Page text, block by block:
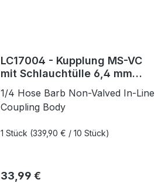
LC17004 - Kupplung MS-VC
mit Schlauchtülle 6,4 mm
1/4 Hose Barb Non-Valved In-Line
Coupling Body
1 Stück (339,90 € / 10 Stück)
Regulärer Preis:
33,99 €